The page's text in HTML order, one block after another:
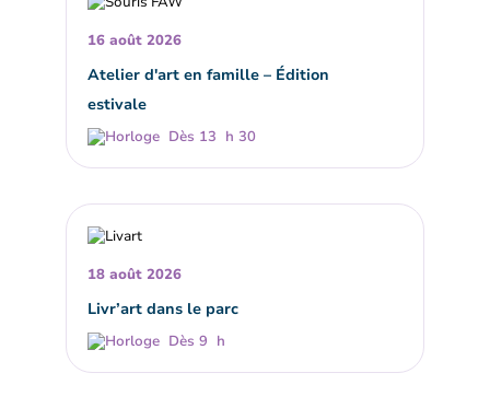
16 août 2026
Atelier d'art en famille – Édition
estivale
Dès 13 h 30
18 août 2026
Livr’art dans le parc
Dès 9 h